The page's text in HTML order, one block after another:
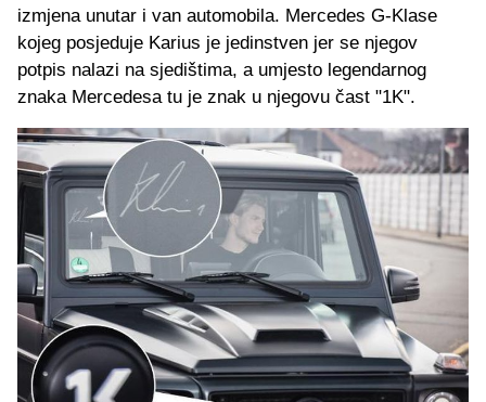
izmjena unutar i van automobila. Mercedes G-Klase
kojeg posjeduje Karius je jedinstven jer se njegov
potpis nalazi na sjedištima, a umjesto legendarnog
znaka Mercedesa tu je znak u njegovu čast "1K".